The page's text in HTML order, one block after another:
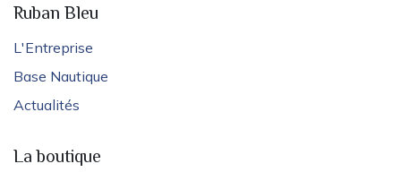
Ruban Bleu
L'Entreprise
Base Nautique
Actualités
La boutique